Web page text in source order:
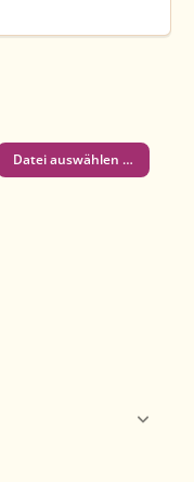
Datei auswählen …